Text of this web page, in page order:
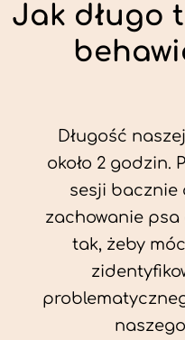
Jak długo
Długość
około 2 godzin.
sesji bacznie
zachowanie psa
tak, żeby